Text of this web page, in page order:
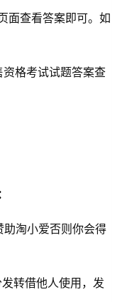
面查看答案即可。如
助淘小爱否则你会得
转借他人使用，发